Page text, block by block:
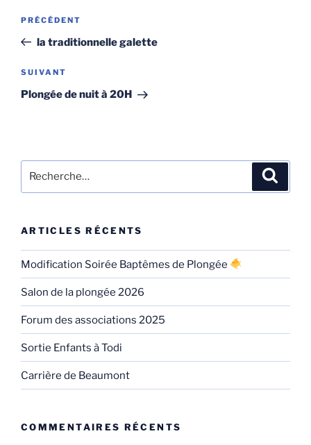
Navigation
l’article
Article
précédent
PRÉCÉDENT
la traditionnelle galette
Article
suivant
SUIVANT
Plongée de nuit à 20H
pour
ARTICLES RÉCENTS
Modification Soirée Baptêmes de Plongée
Salon de la plongée 2026
Forum des associations 2025
Sortie Enfants à Todi
Carrière de Beaumont
COMMENTAIRES RÉCENTS